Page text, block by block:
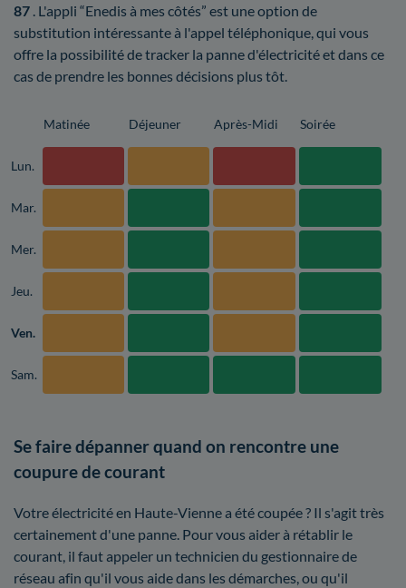
87 . L'appli “Enedis à mes côtés” est une option de
substitution intéressante à l'appel téléphonique, qui vous
offre la possibilité de tracker la panne d'électricité et dans ce
cas de prendre les bonnes décisions plus tôt.
Matinée Déjeuner Après-Midi Soirée
Lun.
Mar.
Mer.
Jeu.
Ven.
Sam.
Se faire dépanner quand on rencontre une
coupure de courant
Votre électricité en Haute-Vienne a été coupée ? Il s'agit très
certainement d'une panne. Pour vous aider à rétablir le
courant, il faut appeler un technicien du gestionnaire de
réseau afin qu'il vous aide dans les démarches, ou qu'il